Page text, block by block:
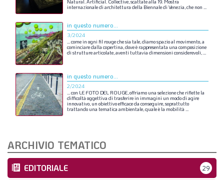
Natural.Artificial. Collective,scattatealla 19. Mostra
internazionaledi architettura della Biennaledi Venezia,che non ...
in questo numero...
3/2024
…comein ogni fil rougechesia tale,diamospazioal movimento,a
cominciaredalla copertina,doveè rappresentata una composizione
di strutturearticolate,aventi tuttavia dimensioni considerevoli,...
in questo numero...
2/2024
…con LE FOTO DEL ROUGE,offriamo una selezioneche riflette la
difficoltà oggettiva di trasferirein immagini un mododi agire
innovativo, un obiettivoefficaceda conseguire,soprattutto
trattando una tematica ambientale,qualeè la mobilità ...
ARCHIVIO TEMATICO
EDITORIALE 29